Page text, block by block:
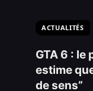
ACTUALITÉS
GTA 6 : le
estime
de sens”